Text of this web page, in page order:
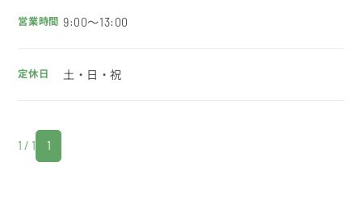
9:00～13:00
土・日・祝
1 / 1 1